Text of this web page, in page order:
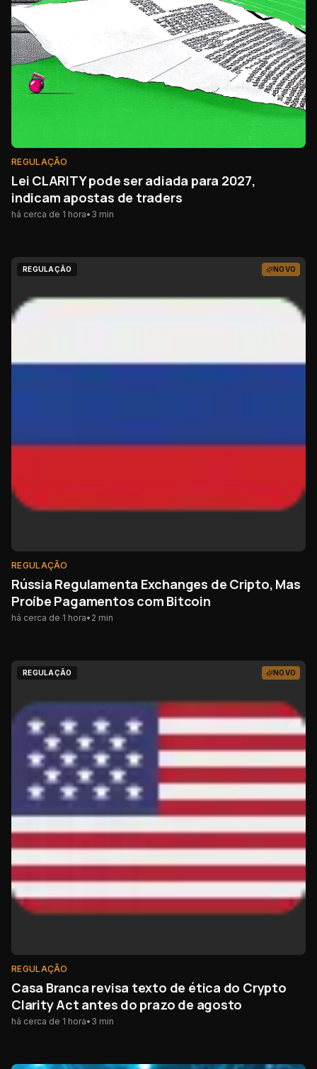
REGULAÇÃO
Lei CLARITY pode ser adiada para 2027,
indicam apostas de traders
há cerca de 1 hora• 3 min
REGULAÇÃO NOVO
REGULAÇÃO
Rússia Regulamenta Exchanges de Cripto, Mas
Proíbe Pagamentos com Bitcoin
há cerca de 1 hora• 2 min
REGULAÇÃO NOVO
REGULAÇÃO
Casa Branca revisa texto de ética do Crypto
Clarity Act antes do prazo de agosto
há cerca de 1 hora• 3 min